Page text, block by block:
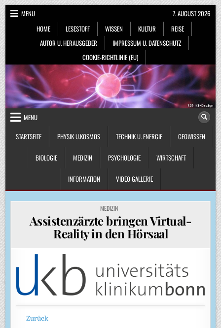
Skip
to
content
MENU
HOME
LESESTOFF WISSEN KULTUR
REISE
AUTOR U. HERAUSGEBER
IMPRESSUM U. DATENSCHUTZ
COOKIE-RICHTLINIE (EU)
7. AUGUST 2026
MENU
STARTSEITE
PHYSIK U.KOSMOS TECHNIK U. ENERGIE GEOWISSEN
BIOLOGIE MEDIZIN PSYCHOLOGIE WIRTSCHAFT
INFORMATION VIDEO GALLERIE
POSTED
IN
MEDIZIN
Assistenzärzte bringen Virtual-
Reality in den Hörsaal
Zurück